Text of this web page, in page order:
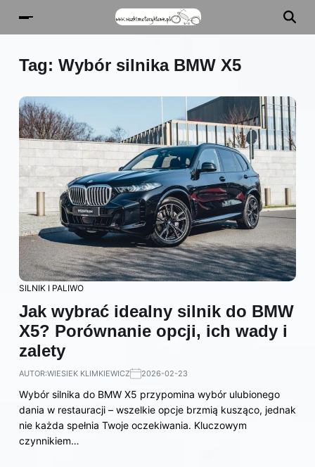
Tag: Wybór silnika BMW X5
SILNIK I PALIWO
Jak wybrać idealny silnik do BMW
X5? Porównanie opcji, ich wady i
zalety
AUTOR:WIESIEK KLIMKIEWICZ 2026-02-23
Wybór silnika do BMW X5 przypomina wybór ulubionego
dania w restauracji – wszelkie opcje brzmią kusząco, jednak
nie każda spełnia Twoje oczekiwania. Kluczowym
czynnikiem…